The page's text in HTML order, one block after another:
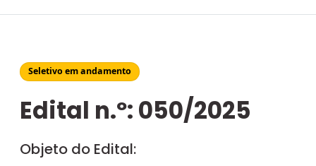
Seletivo em andamento
Edital n.º: 050/2025
Objeto do Edital: